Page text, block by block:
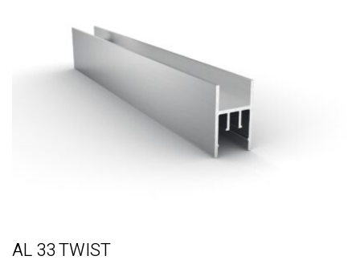
AL 33 TWIST